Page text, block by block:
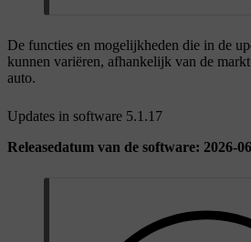
De functies en mogelijkheden die in de
kunnen variëren, afhankelijk van de
auto.
Updates in software 5.1.17
Releasedatum van de software: 2026-